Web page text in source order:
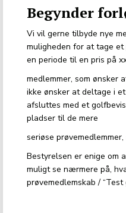
Begynder
Vi vil gerne tilbyde nye
muligheden for at tage
en periode til en pris på
medlemmer, som ønsker
ikke ønsker at deltage i
afsluttes med et
pladser til de mere
seriøse
Bestyrelsen er enige om
muligt se nærmere på,
prøvemedlemskab /